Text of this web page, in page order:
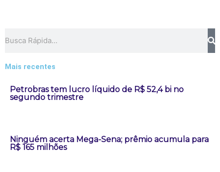
Mais recentes
Petrobras tem lucro líquido de R$ 52,4 bi no
segundo trimestre
Ninguém acerta Mega-Sena; prêmio acumula para
R$ 165 milhões